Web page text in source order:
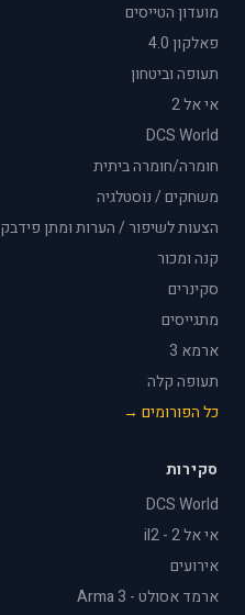
מועדון הטייסים
פאלקון 4.0
תעופה וביטחון
אי אל 2
DCS World
חומרה/חומרה ביתית
משחקים / נוסטלגיה
הצעות לשיפור / הערות ומתן פידבק
קנה ומכור
סקינרים
מתגייסים
ארמא 3
תעופה קלה
כל הפורומים →
סקירות
DCS World
אי אל 2 - il2
אירועים
ארמד אסולט - Arma 3